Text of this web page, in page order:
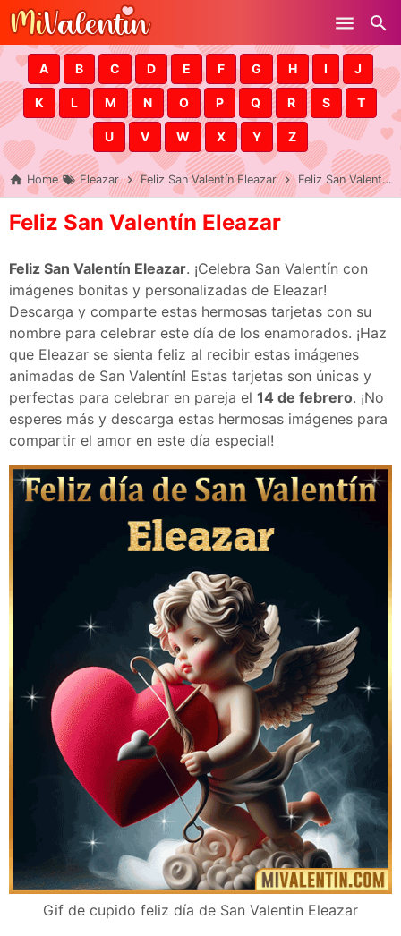
Skip to main content
A B C D E F G H I J
K L M N O P Q R S T
U V W X Y Z
Home Eleazar Feliz San Valentín Eleazar Feliz San Valentín Eleazar
Feliz San Valentín Eleazar
Feliz San Valentín Eleazar. ¡Celebra San Valentín con
imágenes bonitas y personalizadas de Eleazar!
Descarga y comparte estas hermosas tarjetas con su
nombre para celebrar este día de los enamorados. ¡Haz
que Eleazar se sienta feliz al recibir estas imágenes
animadas de San Valentín! Estas tarjetas son únicas y
perfectas para celebrar en pareja el 14 de febrero. ¡No
esperes más y descarga estas hermosas imágenes para
compartir el amor en este día especial!
Gif de cupido feliz día de San Valentin Eleazar